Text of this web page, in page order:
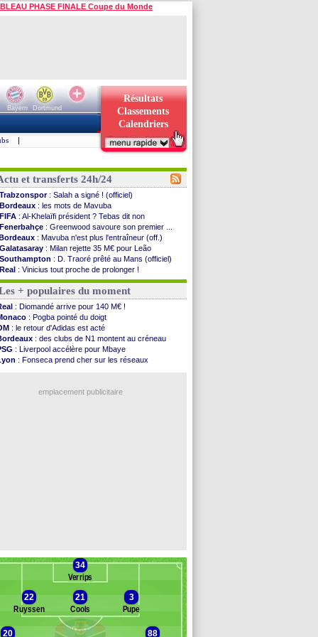
PHASE FINALE Coupe du Monde
Bayern
Dortmund
Résultats
Classements
Calendriers
|
et transferts 24h/24
Trabzonspor : Salah a signé ! (officiel)
Bordeaux : les mots de Mavuba
FIFA : Al-Khelaïfi président ? Tebas dit non
Fenerbahçe : Greenwood savoure son premier ...
: Mavuba n'est plus l'entraîneur (off.)
Galatasaray : Milan rejette 35 M€ pour Leão
Southampton : D. Traoré prêté au Mans (officiel)
Real : Vinicius tout proche de prolonger !
: un accueil impressionnant pour Salah !
: Diomandé attendu ce jeudi à Madrid !
: Rodri, la piste Barça se confirme
PSG : Akliouche arrive ce jeudi à Paris !
Médias : la Liga quitte beIN Sports !
PSG: pas d'inquiétude pour Rafael Pol
Real: ça se complique pour Rodri !
Barça: Ferran Torres donne son feu vert au ...
FIFA : des excuses après le projet
: Nørgaard transféré à Everton (off.)
+ populaires du moment
: Diomandé arrive pour 140 M€ !
: Pogba pointé du doigt
: le retour d'Adidas est acté
: des clubs de N1 montent au créneau
: Liverpool accélère pour Mbaye
: Fonseca prend cher sur les réseaux
emplacement publicitaire
34
Verrips
22
Ruyssen
21
Cools
3
Pupe
20
88